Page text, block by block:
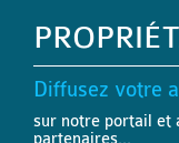
Diffusez votre
sur notre portail et
partenaires...